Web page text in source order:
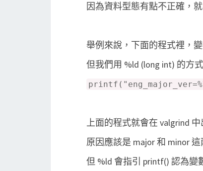
因為資料型態有點不正確，
舉例來說，下面的程式裡，
但我們用 %ld (long int) 的方
上面的程式就會在 valgrind
原因應該是 major 和 minor
但 %ld 會指引 printf() 認為變